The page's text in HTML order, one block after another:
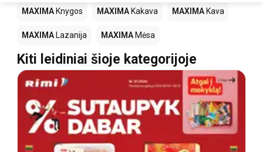
MAXIMA Knygos MAXIMA Kakava MAXIMA Kava
MAXIMA Lazanija MAXIMA Mėsa
Kiti leidiniai šioje kategorijoje